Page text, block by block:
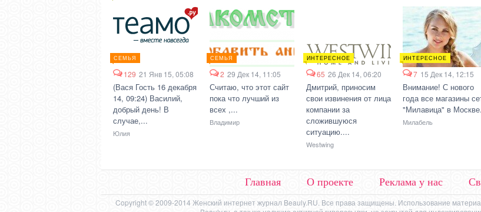
СЕМЬЯ
129 21 Янв 15, 05:08
(Вася Гость 16 декабря
14, 09:24) Василий,
добрый день! В
случае,...
Юлия
СЕМЬЯ
2 29 Дек 14, 11:05
Считаю, что этот сайт
пока что лучший из
всех ,...
Владимир
ИНТЕРЕСНОЕ
65 26 Дек 14, 06:20
Дмитрий, приносим
свои извинения от лица
компании за
сложившуюся
ситуацию....
Westwing
ИНТЕРЕСНОЕ
7 15 Дек 14, 12:15
Внимание! С нового
года все магазины
"Милавица" в
Милабель
Главная О проекте Реклама у нас
Copyright © 2009-2014 Женский интернет журнал Beauly.RU. Все права защищены. Использование